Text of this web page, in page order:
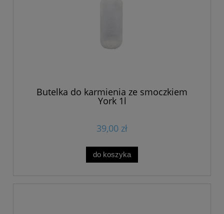
Butelka do karmienia ze smoczkiem
York 1l
39,00 zł
do koszyka